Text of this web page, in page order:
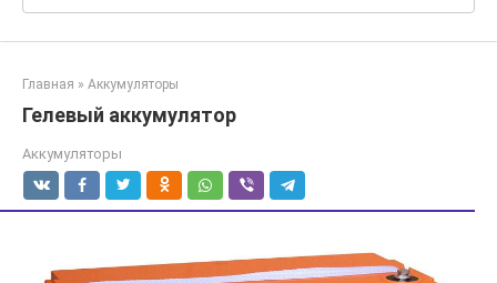
Главная » Аккумуляторы
Гелевый аккумулятор
Аккумуляторы